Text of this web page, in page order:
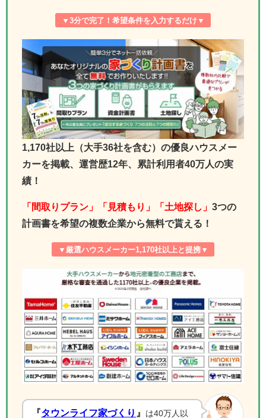
▼3分で完了！希望条件を入力するだけ▼
1,170社以上（大手36社を含む）の優良ハウスメー
カーを掲載、運営歴12年、累計利用者40万人の実
績！
「間取りプラン」「見積もり」「土地探し」 3つの
計画書を希望の複数企業から無料で貰える！
▼厳選ハウスメーカー1,170社以上と提携▼
『タウンライフ家づくり 』
は40万人以